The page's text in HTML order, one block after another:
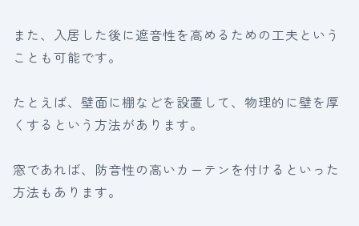
また、入居した後に遮音性を高めるための工夫という
ことも可能です。
たとえば、壁面に棚などを設置して、物理的に壁を厚
くするという方法があります。
窓であれば、防音性の高いカーテンを付けるといった
方法もあります。